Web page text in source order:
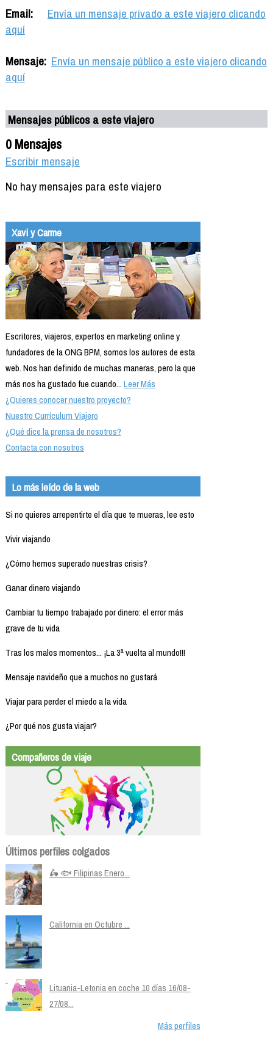
Email:
Envía un mensaje privado a este viajero clicando
aquí
Mensaje: Envía un mensaje público a este viajero clicando
aquí
Mensajes públicos a este viajero
0 Mensajes
Escribir mensaje
No hay mensajes para este viajero
Xavi y Carme
Escritores, viajeros, expertos en marketing online y
fundadores de la ONG BPM, somos los autores de esta
web. Nos han definido de muchas maneras, pero la que
más nos ha gustado fue cuando...Leer Más
¿Quieres conocer nuestro proyecto?
Nuestro Currículum Viajero
¿Qué dice la prensa de nosotros?
Contacta con nosotros
Lo más leído de la web
Si no quieres arrepentirte el día que te mueras, lee esto
Vivir viajando
¿Cómo hemos superado nuestras crisis?
Ganar dinero viajando
Cambiar tu tiempo trabajado por dinero: el error más
grave de tu vida
Tras los malos momentos... ¡La 3ª vuelta al mundo!!!
Mensaje navideño que a muchos no gustará
Viajar para perder el miedo a la vida
¿Por qué nos gusta viajar?
Compañeros de viaje
Últimos perfiles colgados
🛵 🐟 Filipinas Enero...
California en Octubre ...
Lituania-Letonia en coche 10 días 16/08-
27/08...
Más perfiles